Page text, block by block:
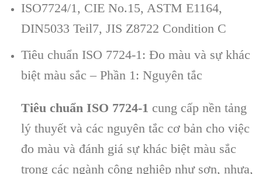
ISO7724/1, CIE No.15, ASTM E1164,
DIN5033 Teil7, JIS Z8722 Condition C
Tiêu chuẩn ISO 7724-1: Đo màu và sự khác
biệt màu sắc – Phần 1: Nguyên tắc
Tiêu chuẩn ISO 7724-1 cung cấp nền tảng
lý thuyết và các nguyên tắc cơ bản cho việc
đo màu và đánh giá sự khác biệt màu sắc
trong các ngành công nghiệp như sơn, nhựa,